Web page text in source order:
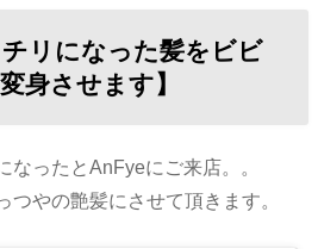
チリになった髪をビビ
身させます】
なったとAnFyeにご来店。。
つやの艶髪にさせて頂きます。